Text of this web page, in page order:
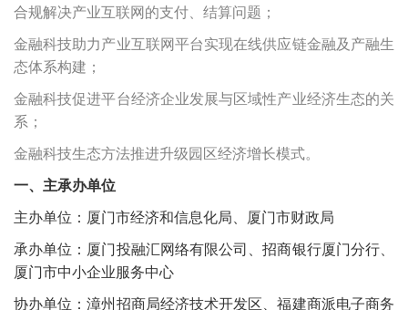
合规解决产业互联网的支付、结算问题；
金融科技助力产业互联网平台实现在线供应链金融及产融生
态体系构建；
金融科技促进平台经济企业发展与区域性产业经济生态的关
系；
金融科技生态方法推进升级园区经济增长模式。
一、主承办单位
主办单位：厦门市经济和信息化局、厦门市财政局
承办单位：厦门投融汇网络有限公司、招商银行厦门分行、
厦门市中小企业服务中心
协办单位：漳州招商局经济技术开发区、福建商派电子商务